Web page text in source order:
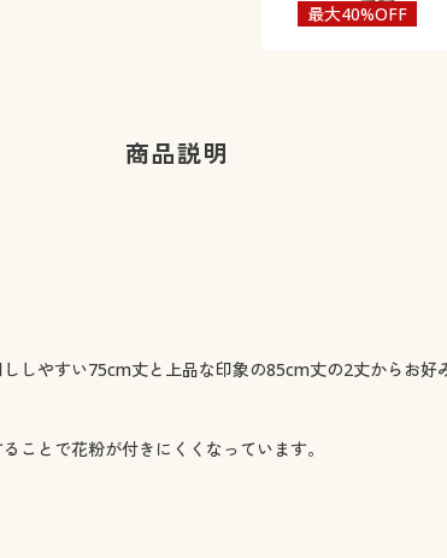
最大40%OFF
商品説明
やすい75cm丈と上品な印象の85cm丈の2丈からお好
ことで花粉が付きにくくなっています。